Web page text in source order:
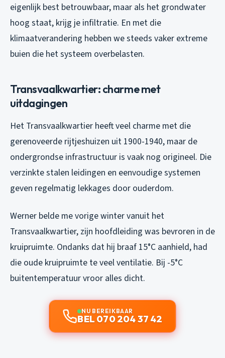
eigenlijk best betrouwbaar, maar als het grondwater
hoog staat, krijg je infiltratie. En met die
klimaatverandering hebben we steeds vaker extreme
buien die het systeem overbelasten.
Transvaalkwartier: charme met
uitdagingen
Het Transvaalkwartier heeft veel charme met die
gerenoveerde rijtjeshuizen uit 1900-1940, maar de
ondergrondse infrastructuur is vaak nog origineel. Die
verzinkte stalen leidingen en eenvoudige systemen
geven regelmatig lekkages door ouderdom.
Werner belde me vorige winter vanuit het
Transvaalkwartier, zijn hoofdleiding was bevroren in de
kruipruimte. Ondanks dat hij braaf 15°C aanhield, had
die oude kruipruimte te veel ventilatie. Bij -5°C
buitentemperatuur vroor alles dicht.
NU BEREIKBAAR
BEL 070 204 37 42